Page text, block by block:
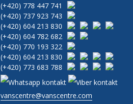
(+420) 778 447 741
(+420) 737 923 743
(+420) 604 213 830
(+420) 604 782 682
(+420) 770 193 322
(+420) 604 213 830
(+420) 773 683 788
vanscentre@vanscentre.com